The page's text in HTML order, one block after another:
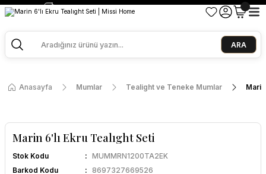
2500 TL ve Üzeri Alışverişlerde Kargo Bedava!
ARA
Anasayfa Mumlar Tealight ve Teneke Mumlar
Marin 6'lı Ekru Tealıght Seti
Stok Kodu
MUMMRN1200TA2EK
Barkod Kodu
8697327669526